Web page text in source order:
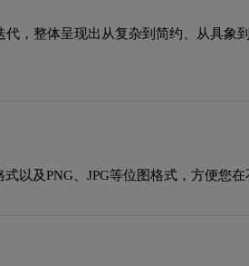
，整体呈现出从复杂到简约、从具象
以及PNG、JPG等位图格式，方便您在